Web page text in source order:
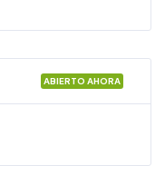
ABIERTO AHORA